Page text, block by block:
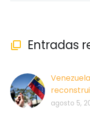
 Entradas
agosto 5,